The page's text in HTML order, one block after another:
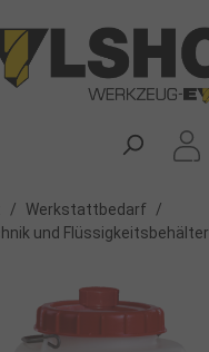
/ Werkstattbedarf /
und Flüssigkeitsbehälter